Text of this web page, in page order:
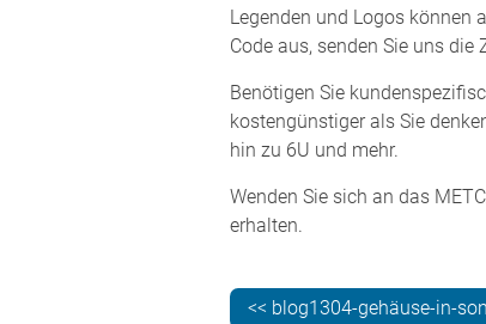
Legenden und Logos können
Code aus, senden Sie uns
Benötigen Sie
kostengünstiger als Sie
hin zu 6U und mehr.
Wenden Sie sich an das
erhalten.
<< blog1304-gehäuse-in-